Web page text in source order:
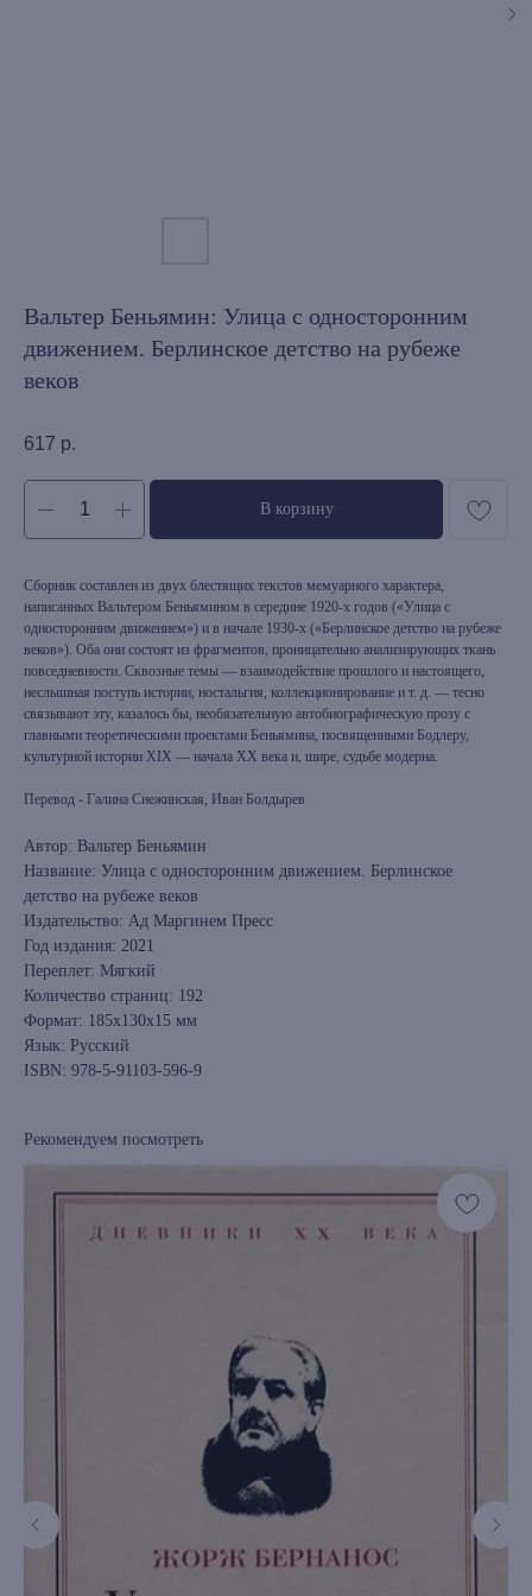
Вальтер Беньямин: Улица с односторонним
движением. Берлинское детство на рубеже
веков
617 р.
В корзину
Сборник составлен из двух блестящих текстов мемуарного характера,
написанных Вальтером Беньямином в середине 1920-х годов («Улица с
односторонним движением») и в начале 1930-х («Берлинское детство на рубеже
веков»). Оба они состоят из фрагментов, проницательно анализирующих ткань
повседневности. Сквозные темы — взаимодействие прошлого и настоящего,
неслышная поступь истории, ностальгия, коллекционирование и т. д. — тесно
связывают эту, казалось бы, необязательную автобиографическую прозу с
главными теоретическими проектами Беньямина, посвященными Бодлеру,
культурной истории XIX — начала XX века и, шире, судьбе модерна.
Перевод - Галина Снежинская, Иван Болдырев
Автор: Вальтер Беньямин
Название: Улица с односторонним движением. Берлинское
детство на рубеже веков
Издательство: Ад Маргинем Пресс
Год издания: 2021
Переплет: Мягкий
Количество страниц: 192
Формат: 185x130x15 мм
Язык: Русский
ISBN: 978-5-91103-596-9
Рекомендуем посмотреть
книжный интернет-магазин из